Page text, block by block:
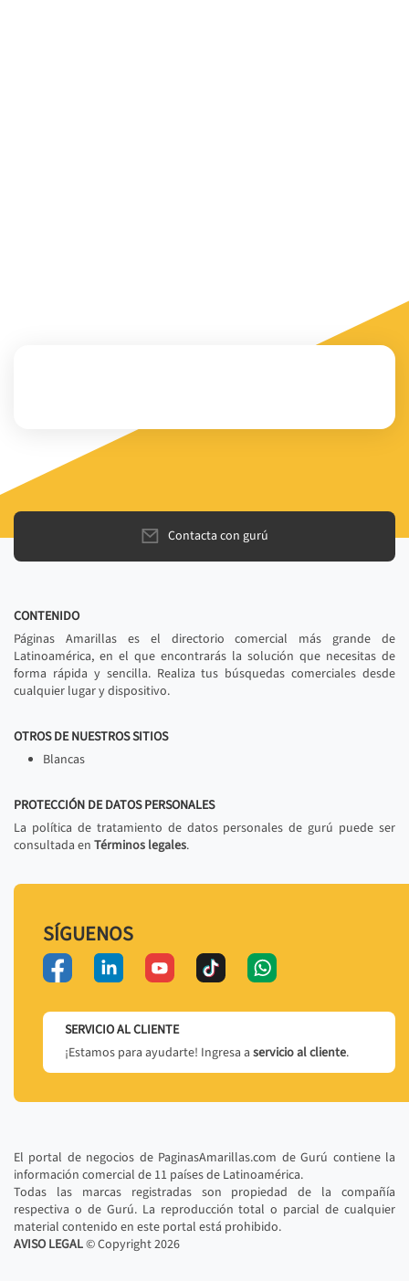
Contacta con gurú
CONTENIDO
Páginas Amarillas es el directorio comercial más grande de
Latinoamérica, en el que encontrarás la solución que necesitas de
forma rápida y sencilla. Realiza tus búsquedas comerciales desde
cualquier lugar y dispositivo.
OTROS DE NUESTROS SITIOS
Blancas
PROTECCIÓN DE DATOS PERSONALES
La política de tratamiento de datos personales de gurú puede ser
consultada en Términos legales.
SÍGUENOS
SERVICIO AL CLIENTE
¡Estamos para ayudarte! Ingresa a servicio al cliente.
El portal de negocios de PaginasAmarillas.com de Gurú contiene la
información comercial de 11 países de Latinoamérica.
Todas las marcas registradas son propiedad de la compañía
respectiva o de Gurú. La reproducción total o parcial de cualquier
material contenido en este portal está prohibido.
AVISO LEGAL© Copyright2026